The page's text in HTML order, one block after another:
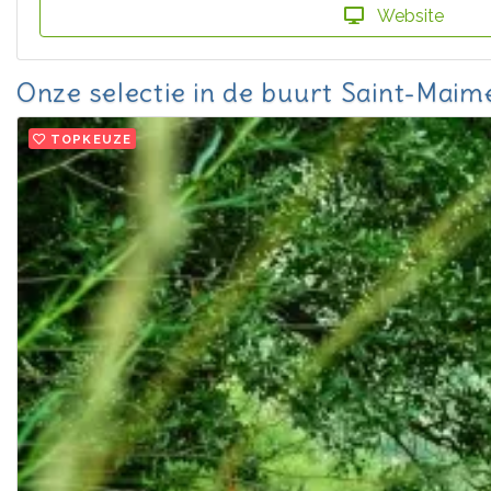
Website
Onze selectie in de buurt Saint-
TOPKEUZE